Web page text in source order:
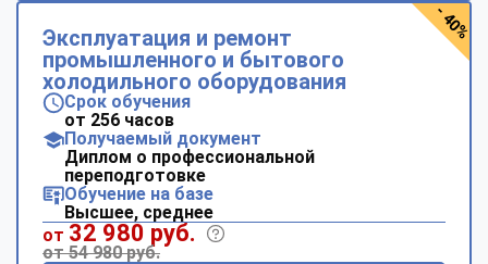
Эксплуатация и ремонт
промышленного и бытового
холодильного оборудования
Срок обучения
от 256 часов
Получаемый документ
Диплом о профессиональной
переподготовке
Обучение на базе
Высшее, среднее
от 32 980 руб.
от 54 980 руб.
- 40%